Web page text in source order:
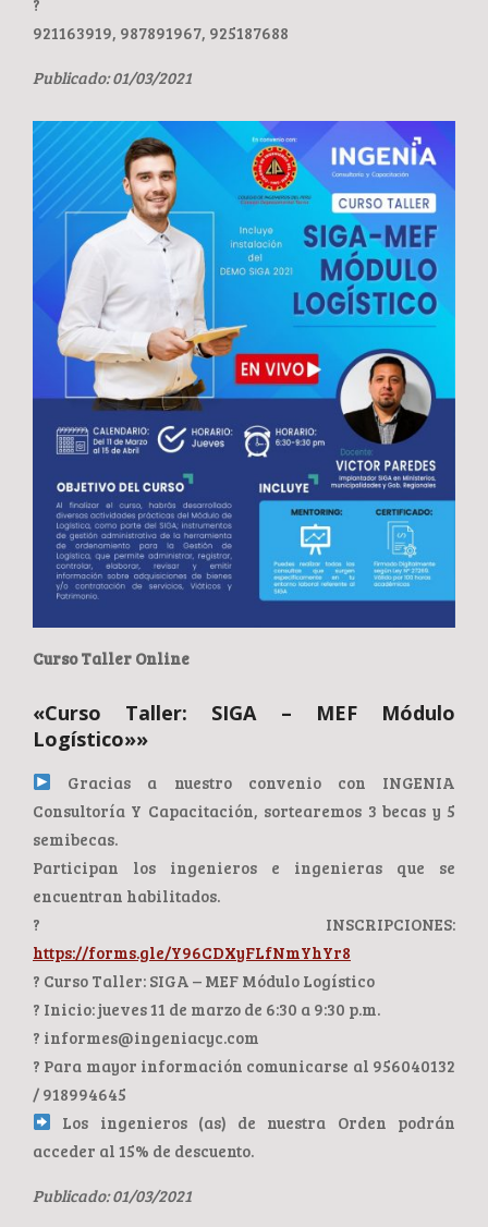
921163919, 987891967, 925187688
Publicado: 01/03/2021
Curso Taller Online
«Curso Taller: SIGA – MEF Módulo
Logístico»»
Gracias a nuestro convenio con INGENIA
Consultoría Y Capacitación, sortearemos 3 becas y 5
semibecas.
Participan los ingenieros e ingenieras que se
encuentran habilitados.
? INSCRIPCIONES:
https://forms.gle/Y96CDXyFLfNmYhYr8
? Curso Taller: SIGA – MEF Módulo Logístico
? Inicio: jueves 11 de marzo de 6:30 a 9:30 p.m.
? informes@ingeniacyc.com
? Para mayor información comunicarse al 956040132
/ 918994645
Los ingenieros (as) de nuestra Orden podrán
acceder al 15% de descuento.
Publicado: 01/03/2021